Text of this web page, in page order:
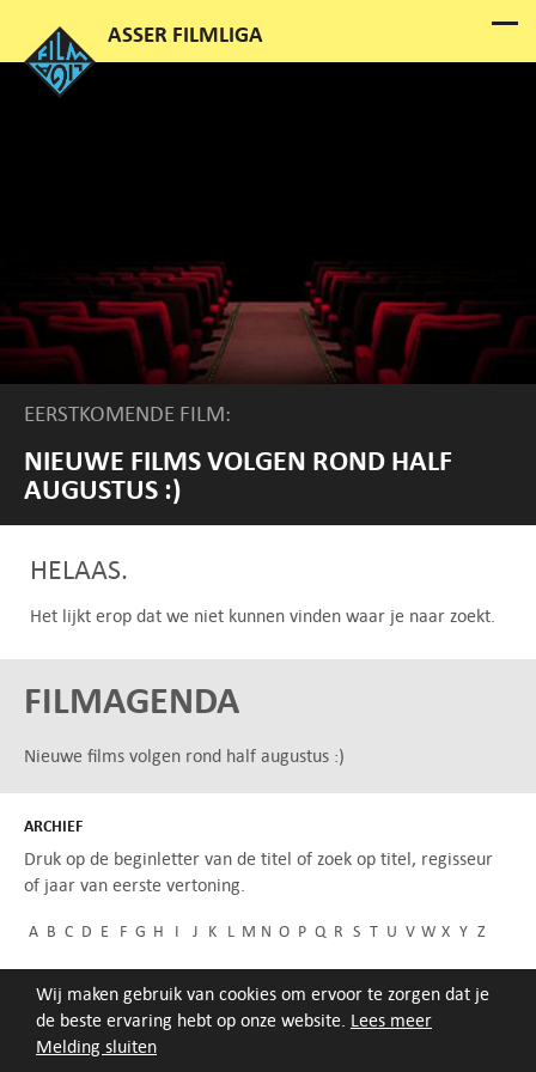
Melding sluiten
Wij maken gebruik van cookies om ervoor te zorgen dat je
de beste ervaring hebt op onze website. Lees meer
EERSTKOMENDE FILM:
NIEUWE FILMS VOLGEN ROND HALF
AUGUSTUS :)
HELAAS.
Het lijkt erop dat we niet kunnen vinden waar je naar zoekt.
FILMAGENDA
Nieuwe films volgen rond half augustus :)
ARCHIEF
Druk op de beginletter van de titel of zoek op titel, regisseur
of jaar van eerste vertoning.
A B C D E F G H I J K L M N O P Q R S T U V W X Y Z